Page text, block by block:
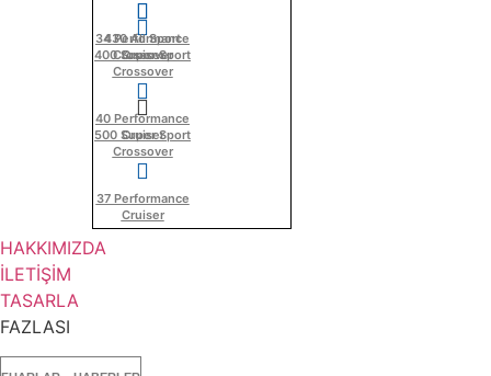
400 Super Sport
Crossover
500 Super Sport
Crossover
430 All Sport
Crossover
34 Performance
Cruiser
40 Performance
Cruiser
37 Performance
Cruiser
HAKKIMIZDA
İLETİŞİM
TASARLA
FAZLASI